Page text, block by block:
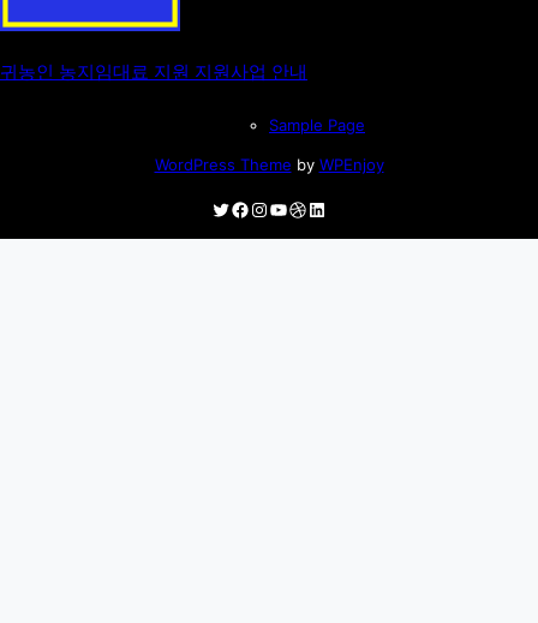
귀농인 농지임대료 지원 지원사업 안내
Sample Page
WordPress Theme by WPEnjoy
Twitter
Facebook
Instagram
YouTube
Dribbble
LinkedIn